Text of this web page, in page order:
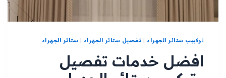
تركييب ستائر الجهراء|تفصيل ستائر الجهراء|ستائر الجهراء
افضل خدمات تفصيل